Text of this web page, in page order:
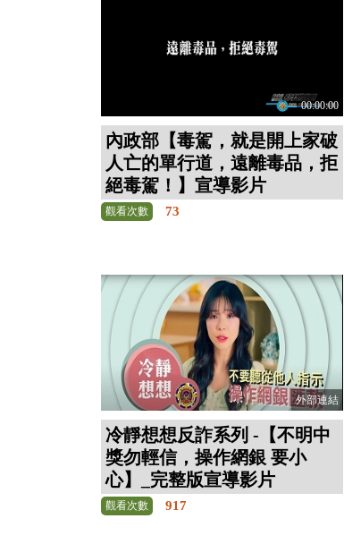
00:00:00
內政部【毒駕，就是開上家破
人亡的單行道，遠離毒品，拒
絕毒駕！】宣導影片
觀看次數 73
外部連結
冷靜想想反詐系列 -【不明中
獎勿輕信，操作網銀 要小
心】_完整版宣導影片
觀看次數 917